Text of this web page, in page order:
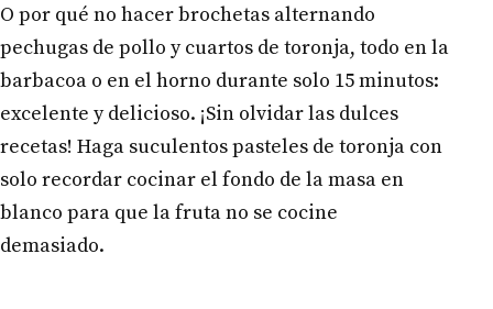
O por qué no hacer brochetas alternando
pechugas de pollo y cuartos de toronja, todo en la
barbacoa o en el horno durante solo 15 minutos:
excelente y delicioso. ¡Sin olvidar las dulces
recetas! Haga suculentos pasteles de toronja con
solo recordar cocinar el fondo de la masa en
blanco para que la fruta no se cocine
demasiado.